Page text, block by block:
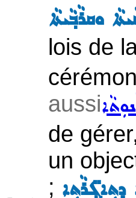
ܘܩܪܵܒ݂ܵܝܬܵܐ
lois de
aussi
de
un
; ܕܬܹܐܓ݂̈ܪܵܬܹܐ